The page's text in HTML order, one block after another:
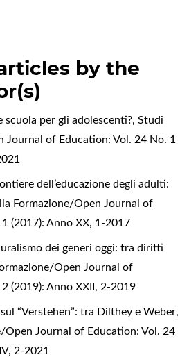
by the
scuola per gli adolescenti?, Studi
Journal of Education: Vol. 24 No. 1
dell’educazione degli adulti:
Formazione/Open Journal of
(2017): Anno XX, 1-2017
dei generi oggi: tra diritti
Open Journal of
(2019): Anno XXII, 2-2019
“Verstehen”: tra Dilthey e Weber,
Open Journal of Education: Vol. 24
2-2021